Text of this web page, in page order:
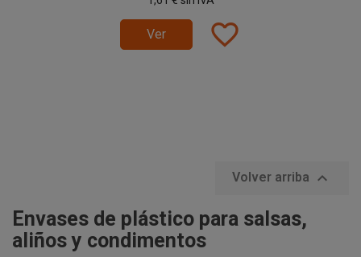
Ver favorite_border
Volver arriba 
Envases de plástico para salsas,
aliños y condimentos